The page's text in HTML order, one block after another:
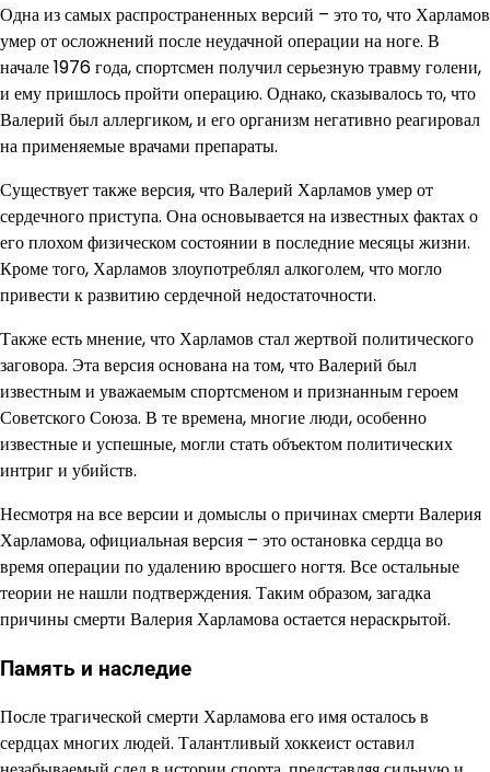
Одна из самых распространенных версий – это то, что Харламов
умер от осложнений после неудачной операции на ноге. В
начале 1976 года, спортсмен получил серьезную травму голени,
и ему пришлось пройти операцию. Однако, сказывалось то, что
Валерий был аллергиком, и его организм негативно реагировал
на применяемые врачами препараты.
Существует также версия, что Валерий Харламов умер от
сердечного приступа. Она основывается на известных фактах о
его плохом физическом состоянии в последние месяцы жизни.
Кроме того, Харламов злоупотреблял алкоголем, что могло
привести к развитию сердечной недостаточности.
Также есть мнение, что Харламов стал жертвой политического
заговора. Эта версия основана на том, что Валерий был
известным и уважаемым спортсменом и признанным героем
Советского Союза. В те времена, многие люди, особенно
известные и успешные, могли стать объектом политических
интриг и убийств.
Несмотря на все версии и домыслы о причинах смерти Валерия
Харламова, официальная версия – это остановка сердца во
время операции по удалению вросшего ногтя. Все остальные
теории не нашли подтверждения. Таким образом, загадка
причины смерти Валерия Харламова остается нераскрытой.
Память и наследие
После трагической смерти Харламова его имя осталось в
сердцах многих людей. Талантливый хоккеист оставил